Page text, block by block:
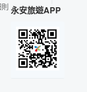
永安旅遊APP